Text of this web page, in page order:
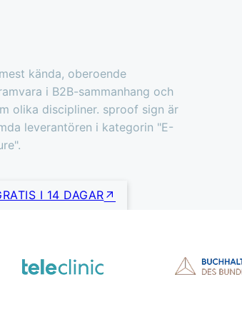
kända, oberoende
i B2B-sammanhang och
olika discipliner. sproof sign är
leverantören i kategorin "E-
I 14 DAGAR